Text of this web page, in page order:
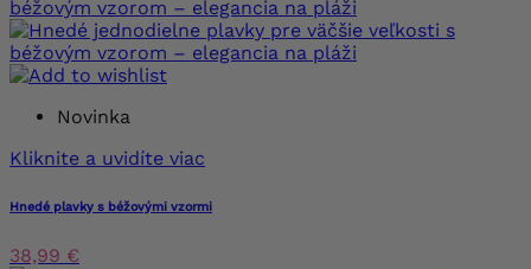
Novinka
Kliknite a uvidíte viac
Hnedé plavky s béžovými vzormi
38,99 €